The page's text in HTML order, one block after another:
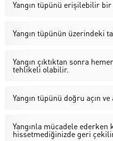
Yangın tüpünü erişilebilir
Yangın tüpünün üzerindeki
Yangın çıktıktan sonra
tehlikeli olabilir.
Yangın tüpünü doğru açın
Yangınla mücadele ederken
hissetmediğinizde geri